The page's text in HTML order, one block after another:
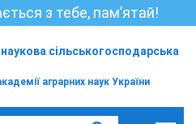
з тебе, пам’ятай!
сільськогосподарська
аграрних наук України